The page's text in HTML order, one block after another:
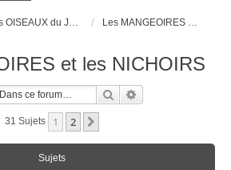
et les NICHOIRS
Rechercher
31 Sujets 1 2
Sujets